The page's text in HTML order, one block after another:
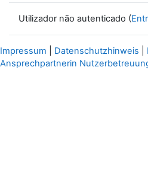
Utilizador não autenticado (
Impressum Datenschutzhinweis
Ansprechpartnerin